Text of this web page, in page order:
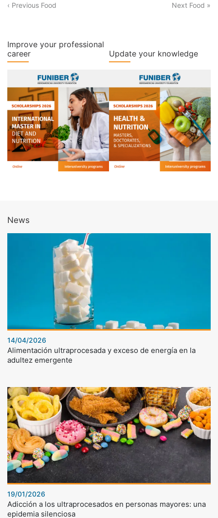
‹ Previous Food Next Food »
Improve your professional
career
Update your knowledge
News
14/04/2026
Alimentación ultraprocesada y exceso de energía en la
adultez emergente
19/01/2026
Adicción a los ultraprocesados en personas mayores: una
epidemia silenciosa